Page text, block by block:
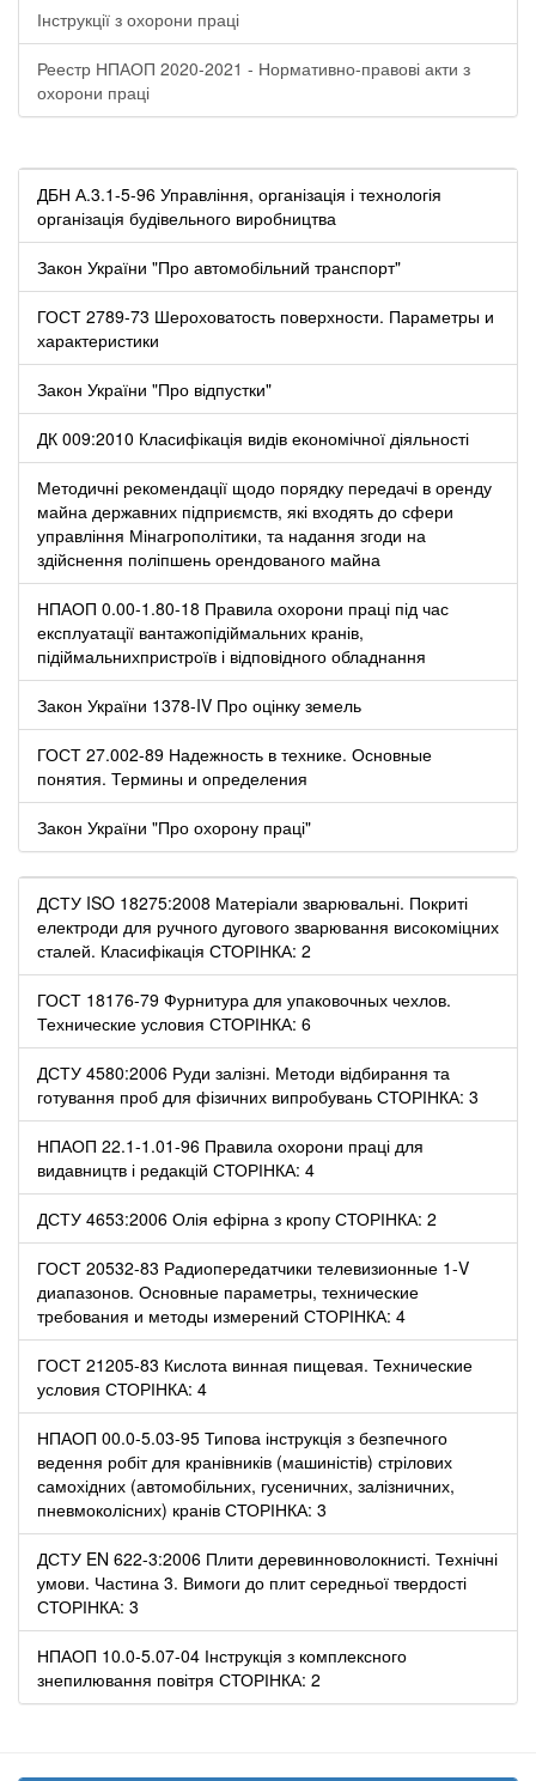
Інструкції з охорони праці
Реестр НПАОП 2020-2021 - Нормативно-правові акти з
охорони праці
ДБН А.3.1-5-96 Управління, організація і технологія
організація будівельного виробництва
Закон України "Про автомобільний транспорт"
ГОСТ 2789-73 Шероховатость поверхности. Параметры и
характеристики
Закон України "Про відпустки"
ДК 009:2010 Класифікація видів економічної діяльності
Методичні рекомендації щодо порядку передачі в оренду
майна державних підприємств, які входять до сфери
управління Мінагрополітики, та надання згоди на
здійснення поліпшень орендованого майна
НПАОП 0.00-1.80-18 Правила охорони праці під час
експлуатації вантажопідіймальних кранів,
підіймальнихпристроїв і відповідного обладнання
Закон України 1378-IV Про оцінку земель
ГОСТ 27.002-89 Надежность в технике. Основные
понятия. Термины и определения
Закон України "Про охорону праці"
ДСТУ ISO 18275:2008 Матеріали зварювальні. Покриті
електроди для ручного дугового зварювання високоміцних
сталей. Класифікація СТОРІНКА: 2
ГОСТ 18176-79 Фурнитура для упаковочных чехлов.
Технические условия СТОРІНКА: 6
ДСТУ 4580:2006 Руди залізні. Методи відбирання та
готування проб для фізичних випробувань СТОРІНКА: 3
НПАОП 22.1-1.01-96 Правила охорони праці для
видавництв і редакцій СТОРІНКА: 4
ДСТУ 4653:2006 Олія ефірна з кропу СТОРІНКА: 2
ГОСТ 20532-83 Радиопередатчики телевизионные 1-V
диапазонов. Основные параметры, технические
требования и методы измерений СТОРІНКА: 4
ГОСТ 21205-83 Кислота винная пищевая. Технические
условия СТОРІНКА: 4
НПАОП 00.0-5.03-95 Типова інструкція з безпечного
ведення робіт для кранівників (машиністів) стрілових
самохідних (автомобільних, гусеничних, залізничних,
пневмоколісних) кранів СТОРІНКА: 3
ДСТУ EN 622-3:2006 Плити деревинноволокнисті. Технічні
умови. Частина 3. Вимоги до плит середньої твердості
СТОРІНКА: 3
НПАОП 10.0-5.07-04 Інструкція з комплексного
знепилювання повітря СТОРІНКА: 2